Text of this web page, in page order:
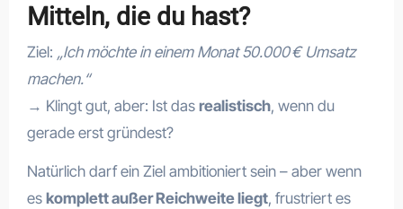
Mitteln, die du hast?
Ziel: „Ich möchte in einem Monat 50.000 € Umsatz
machen.“
→ Klingt gut, aber: Ist das realistisch, wenn du
gerade erst gründest?
Natürlich darf ein Ziel ambitioniert sein – aber wenn
es komplett außer Reichweite liegt, frustriert es